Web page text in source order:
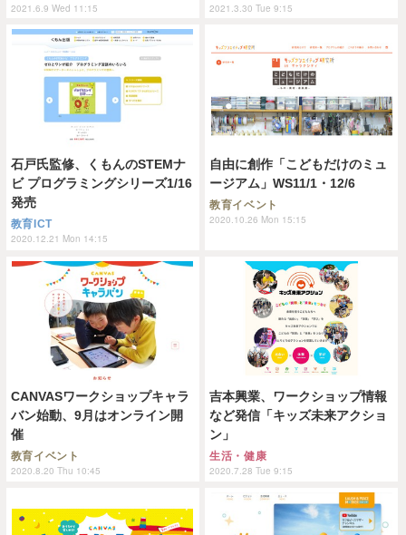
2021.6.9 Wed 11:15
2021.3.30 Tue 9:15
石戸氏監修、くもんのSTEMナ
ビ プログラミングシリーズ1/16
発売
教育ICT
2020.12.21 Mon 14:15
自由に創作「こどもだけのミュ
ージアム」WS11/1・12/6
教育イベント
2020.10.26 Mon 15:15
CANVASワークショップキャラ
バン始動、9月はオンライン開
催
教育イベント
2020.8.20 Thu 10:45
吉本興業、ワークショップ情報
など発信「キッズ未来アクショ
ン」
生活・健康
2020.7.28 Tue 9:15